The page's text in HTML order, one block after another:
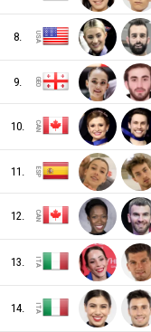
USA
ITA
ROC
GEO
8.
9.
10.
11.
12.
13.
14.